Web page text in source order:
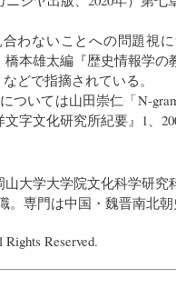
わないことへの問題視
橋本雄太編『歴史情報学
どで指摘されている。
ついては山田崇仁「N-
字文化研究所紀要』1、
大学大学院文化科学研
。専門は中国・魏晋南北
Reserved.